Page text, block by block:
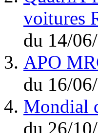
voitures
du 14/
APO
du 16/
Mondial
du 26/